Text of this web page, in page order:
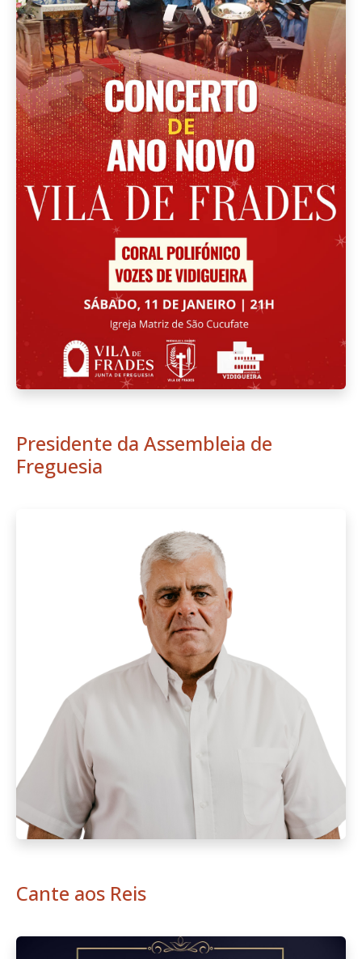
Presidente da Assembleia de
Freguesia
Cante aos Reis